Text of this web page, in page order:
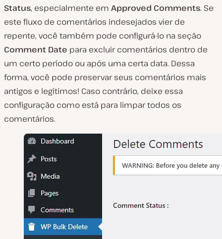
Status, especialmente em Approved Comments. Se
este fluxo de comentários indesejados vier de
repente, você também pode configurá-lo na seção
Comment Date para excluir comentários dentro de
um certo período ou após uma certa data. Dessa
forma, você pode preservar seus comentários mais
antigos e legítimos! Caso contrário, deixe essa
configuração como está para limpar todos os
comentários.